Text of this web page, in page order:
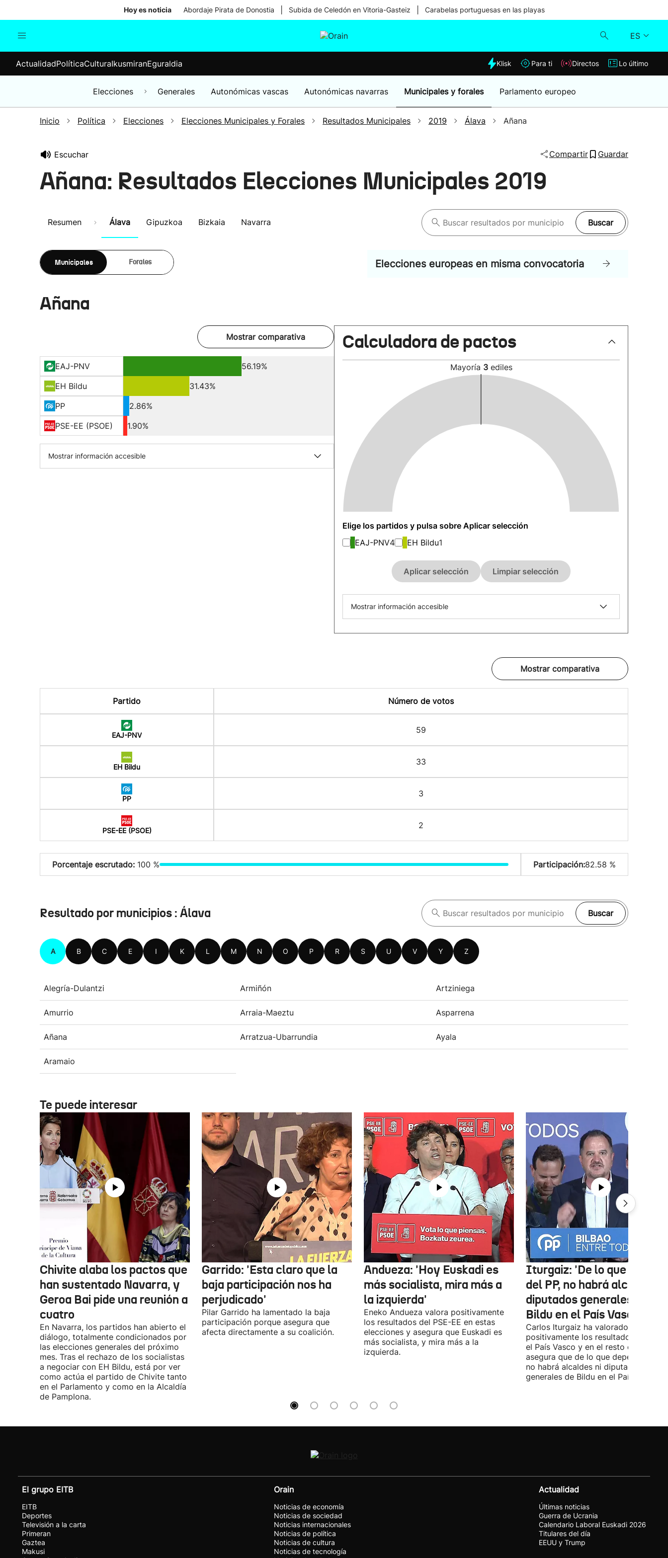
Hoy es noticia Abordaje Pirata de Donostia Subida de Celedón en Vitoria-Gasteiz Carabelas portuguesas en las playas
ES
Elecciones
Klisk
Lo último
ActualidadPolíticaCulturaIkusmiranEguraldia Klisk Para ti Directos Lo último
Elecciones Generales Autonómicas vascas Autonómicas navarras Municipales y forales Parlamento europeo
Inicio Política Elecciones Elecciones Municipales y Forales Resultados Municipales 2019 Álava Añana
Escuchar Compartir Guardar
Añana: Resultados Elecciones Municipales 2019
Resumen Álava Gipuzkoa Bizkaia Navarra Buscar
Municipales Forales Elecciones europeas en misma convocatoria
Añana
Mostrar comparativa
EAJ-PNV
56.19%
EH Bildu
31.43%
PP
2.86%
PSE-EE (PSOE)
1.90%
Mostrar información accesible
Calculadora de pactos
Mayoría 3 ediles
Elige los partidos y pulsa sobre Aplicar selección
EAJ-PNV4 EH Bildu1
Aplicar selección Limpiar selección
Mostrar información accesible
Mostrar comparativa
Partido Número de votos
EAJ-PNV
59
EH Bildu
33
PP
3
PSE-EE (PSOE)
2
Porcentaje escrutado: 100 % Participación:82.58 %
Resultado por municipios : Álava Buscar
A B C E I K L M N O P R S U V Y Z
Alegría-Dulantzi Armiñón Artziniega
Amurrio Arraia-Maeztu Asparrena
Añana Arratzua-Ubarrundia Ayala
Aramaio
Te puede interesar
Chivite alaba los pactos que
han sustentado Navarra, y
Geroa Bai pide una reunión a
cuatro
En Navarra, los partidos han abierto el
diálogo, totalmente condicionados por
las elecciones generales del próximo
mes. Tras el rechazo de los socialistas
a negociar con EH Bildu, está por ver
como actúa el partido de Chivite tanto
en el Parlamento y como en la Alcaldía
de Pamplona.
Garrido: 'Esta claro que la
baja participación nos ha
perjudicado'
Pilar Garrido ha lamentado la baja
participación porque asegura que
afecta directamente a su coalición.
Andueza: 'Hoy Euskadi es
más socialista, mira más a
la izquierda'
Eneko Andueza valora positivamente
los resultados del PSE-EE en estas
elecciones y asegura que Euskadi es
más socialista, y mira más a la
izquierda.
Iturgaiz: 'De lo que
del PP, no habrá alcaldes ni
diputados generales de
Bildu en el País Vasco'
Carlos Iturgaiz ha valorado
positivamente los resultados del PP
el País Vasco y en el resto de
asegura que de lo que dependa del
no habrá alcaldes ni diputados
generales de Bildu en el País Vasco.
El grupo EITB
EITB
Deportes
Televisión a la carta
Primeran
Gaztea
Makusi
Orain
Noticias de economía
Noticias de sociedad
Noticias internacionales
Noticias de política
Noticias de cultura
Noticias de tecnología
Actualidad
Últimas noticias
Guerra de Ucrania
Calendario Laboral Euskadi 2026
Titulares del día
EEUU y Trump